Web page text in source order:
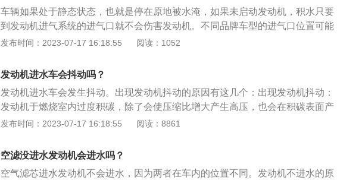
店。2、不同的发动机保养的公里数不同：汽车有自然吸气发动机和涡轮增压发
动机，对于涡轮增压发动机的自行车，需要5000到7000公里保养一次，而对于自
然吸气发动机来说，需要几千到1万公里保养一次。
车辆如果处于静态状态，也就是停在原地被水淹，如果未启动发动机，积水只要
到发动机进气系统的进气口就不会伤害发动机。不同品牌车型的进气口位置可能
稍有不同，一般车辆的进气口高度基本在发动机舱盖下方一点，部分车型会稍
如果车辆需要在积水路段行驶的话，如果积水超过轮胎一半的话，就会有进水的
可能。因为当水静态进入或动态的冲到发动机进气口后，水会通过进气口进入到
气缸，形成空气与水的混合物，气体可以压缩但水不能压缩。那么，当曲轴推动
连杆向活塞的方向压缩时，水不能被压缩，连杆在水的作用下发生弯曲。如果车
主在这时熄火，然后继续试着发动汽车，巨大的反作用力会直接导致弯曲的连杆
发布时间：2023-07-17 16:18:55 阅读：1052
发动机进水车会抖动吗？
发动机进水车会发生抖动。出现发动机抖动的原因有这几个：出现发动机抖动：
发动机于燃烧室内过度积碳，除了会使压缩比增大产生高压，也会在积碳表面产
生高温热点，使发动机抖动。发动机在太热的环境使得进气温度过高，或是发动
蚀，或单缸高压线圈损坏，或线路故障，那么某一缸就有可能不跳火，从而引发
发布时间：2023-07-17 16:18:55 阅读：8861
空滤没进水发动机会进水吗？
空气滤芯进水发动机不会进水，因为两者在车内的位置不同。发动机不进水的原